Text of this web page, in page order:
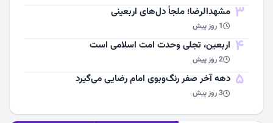
3 مشهد‌الرضا؛ ملجأ دل‌های اربعینی
1 روز پیش
4 اربعین، تجلی وحدت امت اسلامی است
2 روز پیش
5 دهه آخر صفر رنگ‌وبوی امام رضایی می‌گیرد
3 روز پیش